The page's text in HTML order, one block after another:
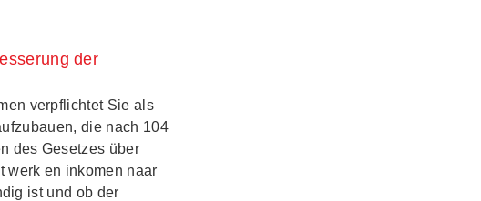
der
verpflichtet Sie als
die nach 104
des Gesetzes über
werk en inkomen naar
ist und ob der